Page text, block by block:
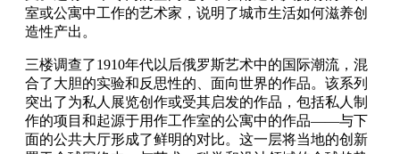
室或公寓中工作的艺术家，说明了城市生活如何滋养创
造性产出。
三楼调查了1910年代以后俄罗斯艺术中的国际潮流，混
合了大胆的实验和反思性的、面向世界的作品。该系列
突出了为私人展览创作或受其启发的作品，包括私人制
作的项目和起源于用作工作室的公寓中的作品——与下
面的公共大厅形成了鲜明的对比。这一层将当地的创新